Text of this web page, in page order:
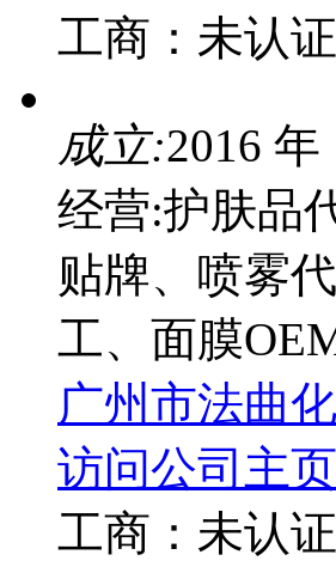
工商： 未认证
成立:2016 年
经营:护肤品
贴牌、喷雾
工、面膜
广州市法曲
访问公司主页
工商： 未认证